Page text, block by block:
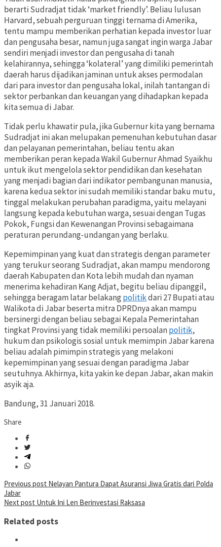
berarti Sudradjat tidak ‘market friendly’. Beliau lulusan
Harvard, sebuah perguruan tinggi ternama di Amerika,
tentu mampu memberikan perhatian kepada investor luar
dan pengusaha besar, namun juga sangat ingin warga Jabar
sendiri menjadi investor dan pengusaha di tanah
kelahirannya, sehingga ‘kolateral’ yang dimiliki pemerintah
daerah harus dijadikan jaminan untuk akses permodalan
dari para investor dan pengusaha lokal, inilah tantangan di
sektor perbankan dan keuangan yang dihadapkan kepada
kita semua di Jabar.
Tidak perlu khawatir pula, jika Gubernur kita yang bernama
Sudradjat ini akan melupakan pemenuhan kebutuhan dasar
dan pelayanan pemerintahan, beliau tentu akan
memberikan peran kepada Wakil Gubernur Ahmad Syaikhu
untuk ikut mengelola sektor pendidikan dan kesehatan
yang menjadi bagian dari indikator pembangunan manusia,
karena kedua sektor ini sudah memiliki standar baku mutu,
tinggal melakukan perubahan paradigma, yaitu melayani
langsung kepada kebutuhan warga, sesuai dengan Tugas
Pokok, Fungsi dan Kewenangan Provinsi sebagaimana
peraturan perundang-undangan yang berlaku.
Kepemimpinan yang kuat dan strategis dengan parameter
yang terukur seorang Sudradjat, akan mampu mendorong
daerah Kabupaten dan Kota lebih mudah dan nyaman
menerima kehadiran Kang Adjat, begitu beliau dipanggil,
sehingga beragam latar belakangpolitikdari 27 Bupati atau
Walikota di Jabar beserta mitra DPRDnya akan mampu
bersinergi dengan beliau sebagai Kepala Pemerintahan
tingkat Provinsi yang tidak memiliki persoalanpolitik,
hukum dan psikologis sosial untuk memimpin Jabar karena
beliau adalah pimimpin strategis yang melakoni
kepemimpinan yang sesuai dengan paradigma Jabar
seutuhnya. Akhirnya, kita yakin ke depan Jabar, akan makin
asyik aja.
Bandung, 31 Januari 2018.
Share
Post
navigation
Previous post Nelayan Pantura Dapat Asuransi Jiwa Gratis dari Polda
Jabar
Next post Untuk Ini Len Berinvestasi Raksasa
Related posts